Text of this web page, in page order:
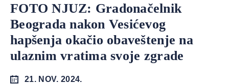
FOTO NJUZ: Gradonačelnik
Beograda nakon Vesićevog
hapšenja okačio obaveštenje na
ulaznim vratima svoje zgrade
21. NOV. 2024.